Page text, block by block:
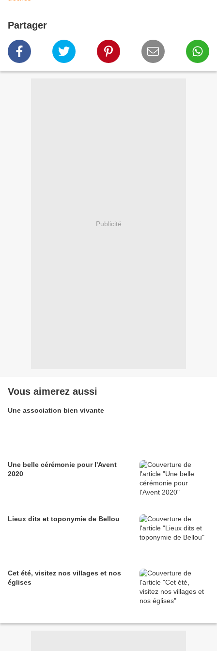
Partager
Publicité
Vous aimerez aussi
Une association bien vivante
Une belle cérémonie pour l'Avent
2020
Lieux dits et toponymie de Bellou
Cet été, visitez nos villages et nos
églises